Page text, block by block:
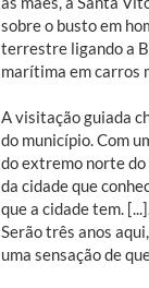
sobre o busto em
terrestre ligando a
marítima em carros
A visitação guiada
do município. Com
do extremo norte
da cidade que
que a cidade tem.
Serão três anos
uma sensação de